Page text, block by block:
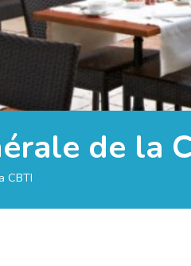
de la
CBTI